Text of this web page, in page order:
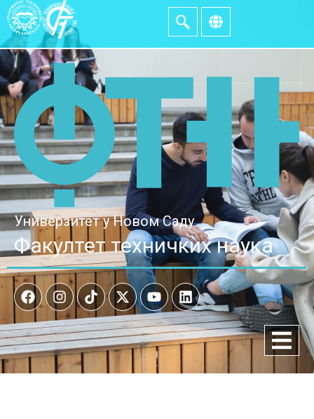
Универзитет у Новом Саду
Факултет техничких наука